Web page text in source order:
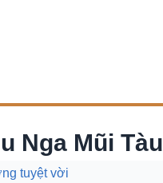
Nga Mũi Tàu
tuyệt vời